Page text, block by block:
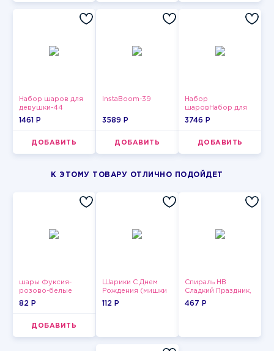
Набор шаров для
девушки-44
1461 P
ДОБАВИТЬ
InstaBoom-39
3589 P
ДОБАВИТЬ
Набор
шаровНабор для
мужчин-3
3746 P
ДОБАВИТЬ
К ЭТОМУ ТОВАРУ ОТЛИЧНО ПОДОЙДЕТ
шары Фуксия-
розово-белые
пастельные
82 P
ДОБАВИТЬ
Шарики С Днем
Рождения (мишки
и тортики)
112 P
Спираль HB
Сладкий Праздник,
12 шт.
467 P